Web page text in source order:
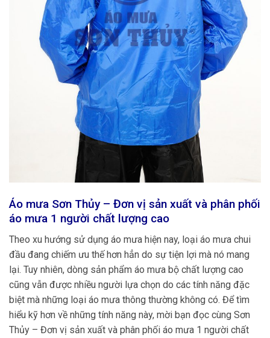
Áo mưa Sơn Thủy – Đơn vị sản xuất và phân phối
áo mưa 1 người chất lượng cao
Theo xu hướng sử dụng áo mưa hiện nay, loại áo mưa chui
đầu đang chiếm ưu thế hơn hẳn do sự tiện lợi mà nó mang
lại. Tuy nhiên, dòng sản phẩm áo mưa bộ chất lượng cao
cũng vẫn được nhiều người lựa chọn do các tính năng đặc
biệt mà những loại áo mưa thông thường không có. Để tìm
hiểu kỹ hơn về những tính năng này, mời bạn đọc cùng Sơn
Thủy – Đơn vị sản xuất và phân phối áo mưa 1 người chất